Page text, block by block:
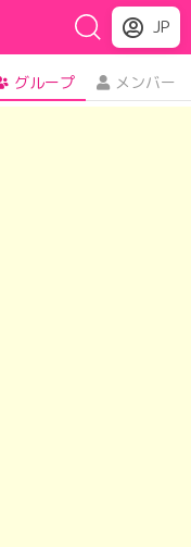
JP
グループ メンバー